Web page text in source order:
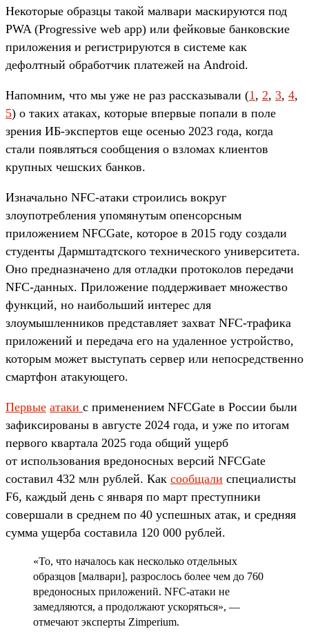
Некоторые образцы такой малвари маскируются под
PWA (Progressive web app) или фейковые банковские
приложения и регистрируются в системе как
дефолтный обработчик платежей на Android.
Напомним, что мы уже не раз рассказывали (1 , 2, 3, 4,
5) о таких атаках, которые впервые попали в поле
зрения ИБ-экспертов еще осенью 2023 года, когда
стали появляться сообщения о взломах клиентов
крупных чешских банков.
Изначально NFC-атаки строились вокруг
злоупотребления упомянутым опенсорсным
приложением NFCGate, которое в 2015 году создали
студенты Дармштадтского технического университета.
Оно предназначено для отладки протоколов передачи
NFC-данных. Приложение поддерживает множество
функций, но наибольший интерес для
злоумышленников представляет захват NFC-трафика
приложений и передача его на удаленное устройство,
которым может выступать сервер или непосредственно
смартфон атакующего.
Первые атаки с применением NFCGate в России были
зафиксированы в августе 2024 года, и уже по итогам
первого квартала 2025 года общий ущерб
от использования вредоносных версий NFCGate
составил 432 млн рублей. Как сообщали специалисты
F6, каждый день с января по март преступники
совершали в среднем по 40 успешных атак, и средняя
сумма ущерба составила 120 000 рублей.
«То, что началось как несколько отдельных
образцов [малвари], разрослось более чем до 760
вредоносных приложений. NFC-атаки не
замедляются, а продолжают ускоряться», —
отмечают эксперты Zimperium.